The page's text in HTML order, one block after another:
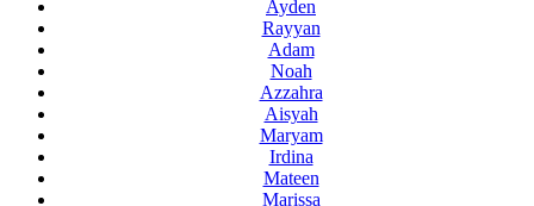
Ayden
Rayyan
Adam
Noah
Azzahra
Aisyah
Maryam
Irdina
Mateen
Marissa